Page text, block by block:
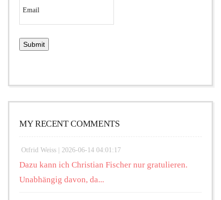
MY RECENT COMMENTS
Otfrid Weiss | 2026-06-14 04:01:17
Dazu kann ich Christian Fischer nur gratulieren.
Unabhängig davon, da...